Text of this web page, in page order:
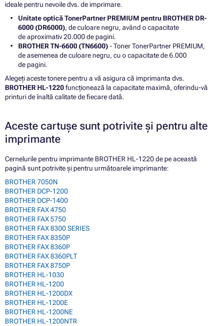
ideale pentru nevoile dvs. de imprimare.
Unitate optică TonerPartner PREMIUM pentru BROTHER DR-
6000 (DR6000), de culoare negru, având o capacitate
de aproximativ 20.000 de pagini.
BROTHER TN-6600 (TN6600)- Toner TonerPartner PREMIUM,
de asemenea de culoare negru, cu o capacitate de 6.000
de pagini.
Alegeți aceste tonere pentru a vă asigura că imprimanta dvs.
BROTHER HL-1220funcționează la capacitate maximă, oferindu-vă
printuri de înaltă calitate de fiecare dată.
Aceste cartușe sunt potrivite și pentru alte
imprimante
Cernelurile pentru imprimante BROTHER HL-1220 de pe această
pagină sunt potrivite și pentru următoarele imprimante:
BROTHER 7050N
BROTHER DCP-1200
BROTHER DCP-1400
BROTHER FAX 4750
BROTHER FAX 5750
BROTHER FAX 8300 SERIES
BROTHER FAX 8350P
BROTHER FAX 8360P
BROTHER FAX 8360PLT
BROTHER FAX 8750P
BROTHER HL-1030
BROTHER HL-1200
BROTHER HL-1200DX
BROTHER HL-1200E
BROTHER HL-1200NE
BROTHER HL-1200NTR